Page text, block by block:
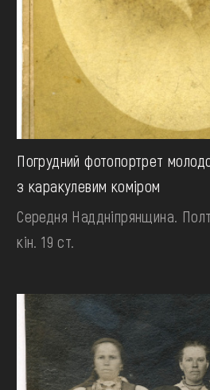
Погрудний фотопортрет
з каракулевим коміром
Середня Наддніпрянщина.
кін. 19 ст.